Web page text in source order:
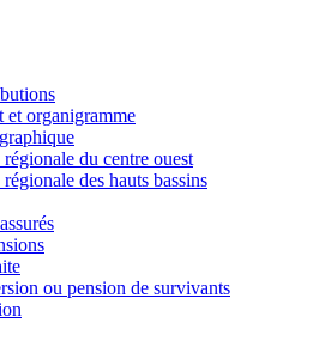
et organigramme
du centre ouest
des hauts bassins
ou pension de survivants